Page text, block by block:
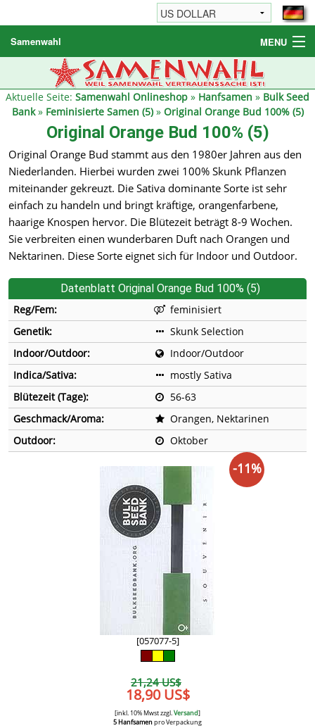
Samenwahl MENU
Hanfsamen
Weitere Produkte
Reseller
Aktuelle Seite: Samenwahl Onlineshop » Hanfsamen » Bulk Seed
Bank» Feminisierte Samen (5)» Original Orange Bud 100% (5)
Original Orange Bud 100% (5)
Original Orange Bud stammt aus den 1980er Jahren aus den
Niederlanden. Hierbei wurden zwei 100% Skunk Pflanzen
miteinander gekreuzt. Die Sativa dominante Sorte ist sehr
einfach zu handeln und bringt kräftige, orangenfarbene,
haarige Knospen hervor. Die Blütezeit beträgt 8-9 Wochen.
Sie verbreiten einen wunderbaren Duft nach Orangen und
Nektarinen. Diese Sorte eignet sich für Indoor und Outdoor.
Datenblatt Original Orange Bud 100% (5)
Reg/Fem:
feminisiert
Genetik:
Skunk Selection
Indoor/Outdoor:
Indoor/Outdoor
Indica/Sativa:
mostly Sativa
Blütezeit (Tage):
56-63
Geschmack/Aroma:
Orangen, Nektarinen
Outdoor:
Oktober
[057077-5]
21,24 US$
18,90 US$
[inkl. 10% Mwst zzgl.Versand]
5 Hanfsamenpro Verpackung
-11%